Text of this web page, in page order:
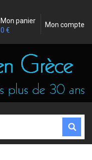
Mon compte
Mon panier
0 €